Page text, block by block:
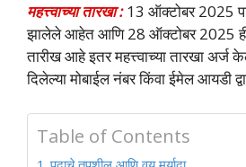
महत्त्वाच्या तारखा :13 ऑक्टोबर 2025
झालेले आहेत आणि 28 ऑक्टोबर 2025
तारीख आहे इतर महत्त्वाच्या तारखा अर्ज
दिलेल्या मोबाईल नंबर किंवा ईमेल आयडी
Table of Contents